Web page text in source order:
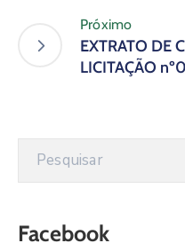
Próximo
EXTRATO DE
LICITAÇÃO
Facebook